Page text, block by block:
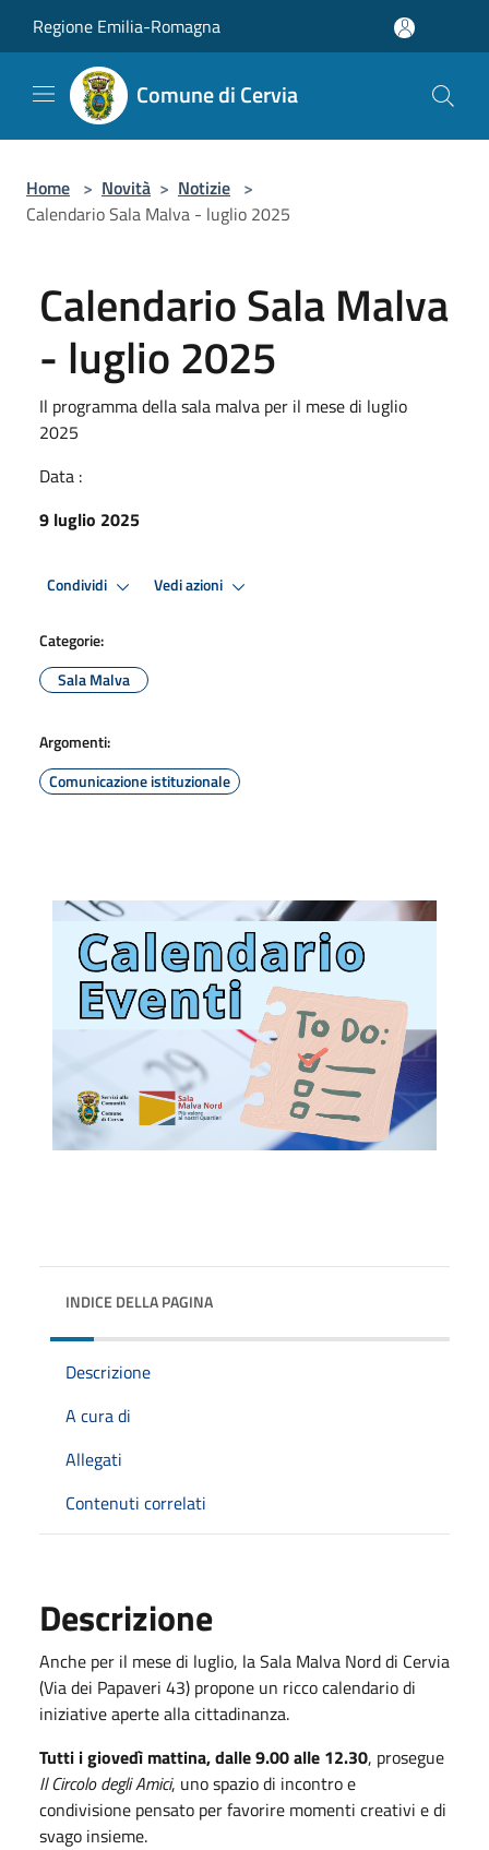
Regione Emilia-Romagna
Comune di Cervia
Home > Novità > Notizie >
Calendario Sala Malva - luglio 2025
Calendario Sala Malva
- luglio 2025
Il programma della sala malva per il mese di luglio
2025
Data :
9 luglio 2025
Condividi Vedi azioni
Categorie:
Sala Malva
Argomenti:
Comunicazione istituzionale
INDICE DELLA PAGINA
Descrizione
A cura di
Allegati
Contenuti correlati
Descrizione
Anche per il mese di luglio, la Sala Malva Nord di Cervia
(Via dei Papaveri 43) propone un ricco calendario di
iniziative aperte alla cittadinanza.
Tutti i giovedì mattina, dalle 9.00 alle 12.30, prosegue
Il Circolo degli Amici, uno spazio di incontro e
condivisione pensato per favorire momenti creativi e di
svago insieme.